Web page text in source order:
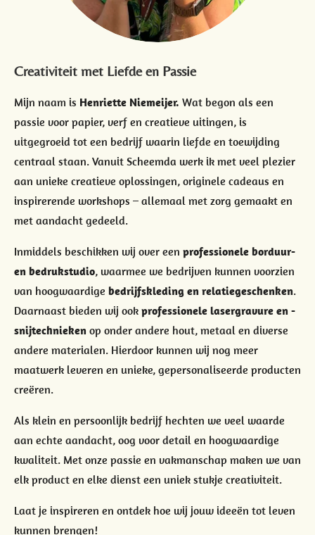
Creativiteit met Liefde en Passie
Mijn naam is Henriette Niemeijer. Wat begon als een
passie voor papier, verf en creatieve uitingen, is
uitgegroeid tot een bedrijf waarin liefde en toewijding
centraal staan. Vanuit Scheemda werk ik met veel plezier
aan unieke creatieve oplossingen, originele cadeaus en
inspirerende workshops – allemaal met zorg gemaakt en
met aandacht gedeeld.
Inmiddels beschikken wij over een professionele borduur-
en bedrukstudio, waarmee we bedrijven kunnen voorzien
van hoogwaardige bedrijfskleding en relatiegeschenken.
Daarnaast bieden wij ook professionele lasergravure en -
snijtechnieken op onder andere hout, metaal en diverse
andere materialen. Hierdoor kunnen wij nog meer
maatwerk leveren en unieke, gepersonaliseerde producten
creëren.
Als klein en persoonlijk bedrijf hechten we veel waarde
aan echte aandacht, oog voor detail en hoogwaardige
kwaliteit. Met onze passie en vakmanschap maken we van
elk product en elke dienst een uniek stukje creativiteit.
Laat je inspireren en ontdek hoe wij jouw ideeën tot leven
kunnen brengen!